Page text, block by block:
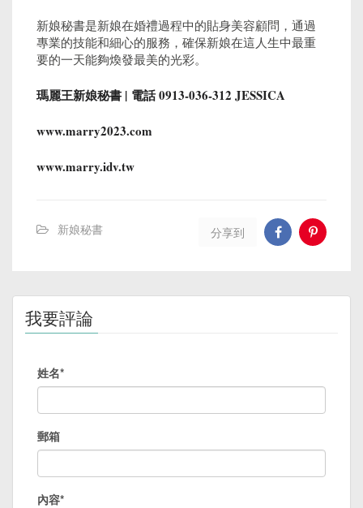
新娘秘書是新娘在婚禮過程中的貼身美容顧問，通過
專業的技能和細心的服務，確保新娘在這人生中最重
要的一天能夠煥發最美的光彩。
瑪麗王新娘秘書 | 電話 0913-036-312 JESSICA
www.marry2023.com
www.marry.idv.tw
新娘秘書 分享到
我要評論
姓名*
郵箱
內容*